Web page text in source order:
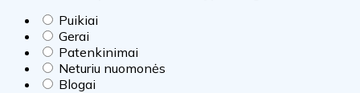
Puikiai
Gerai
Patenkinimai
Neturiu nuomonės
Blogai